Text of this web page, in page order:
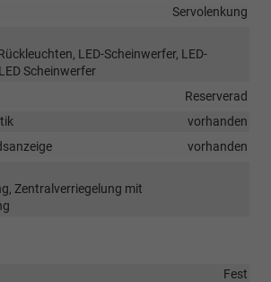
Servolenkung
LED-Scheinwerfer, LED-
Scheinwerfer
Reserverad
vorhanden
vorhanden
Zentralverriegelung mit
Fest